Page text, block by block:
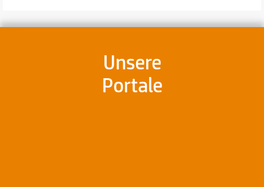
Unsere
Portale